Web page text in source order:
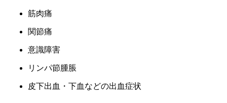
筋肉痛
関節痛
意識障害
リンパ節腫脹
皮下出血・下血などの出血症状